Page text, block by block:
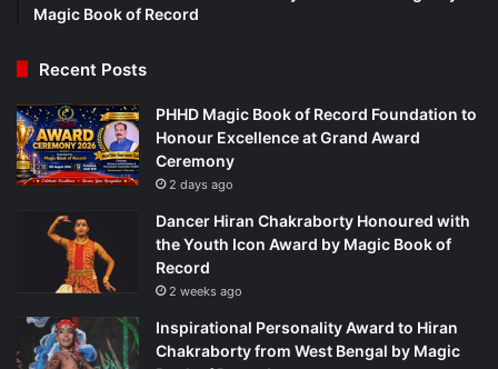
Magic Book of Record
Recent Posts
PHHD Magic Book of Record Foundation to
Honour Excellence at Grand Award
Ceremony
2 days ago
Dancer Hiran Chakraborty Honoured with
the Youth Icon Award by Magic Book of
Record
2 weeks ago
Inspirational Personality Award to Hiran
Chakraborty from West Bengal by Magic